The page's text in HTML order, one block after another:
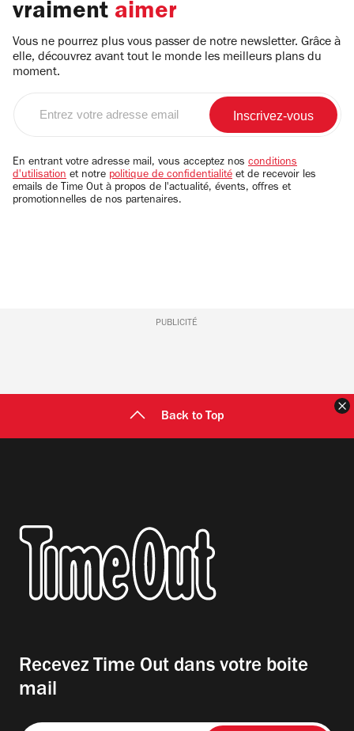
vraiment aimer
Vous ne pourrez plus vous passer de notre newsletter. Grâce à
elle, découvrez avant tout le monde les meilleurs plans du
moment.
email
En entrant votre adresse mail, vous acceptez nos conditions
d'utilisation et notre politique de confidentialité et de recevoir les
emails de Time Out à propos de l'actualité, évents, offres et
promotionnelles de nos partenaires.
PUBLICITÉ
Back to Top
Recevez Time Out dans votre boite
mail